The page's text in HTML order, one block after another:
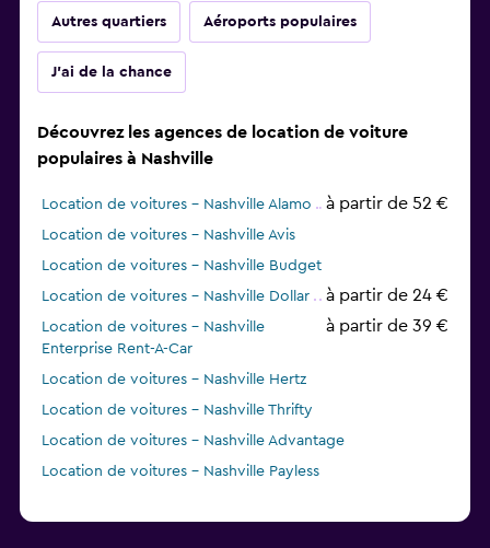
Autres quartiers Aéroports populaires
J'ai de la chance
Découvrez les agences de location de voiture
populaires à Nashville
Location de voitures - Nashville Alamo à partir de 52 €
Location de voitures - Nashville Avis
Location de voitures - Nashville Budget
Location de voitures - Nashville Dollar
à partir de 24 €
Location de voitures - Nashville
Enterprise Rent-A-Car
à partir de 39 €
Location de voitures - Nashville Hertz
Location de voitures - Nashville Thrifty
Location de voitures - Nashville Advantage
Location de voitures - Nashville Payless